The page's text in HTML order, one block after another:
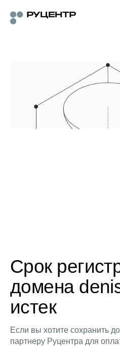
Срок
домена
истек
Если вы хотите сохранить
партнеру Руцентра для